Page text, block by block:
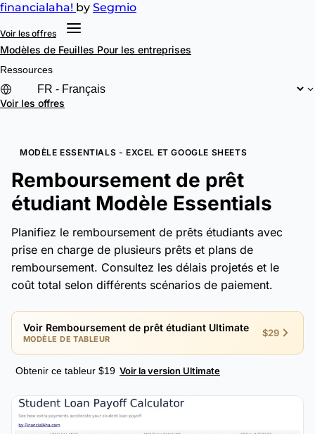
financialaha! by Segmio
Voir les offres
Modèles de Feuilles Pour les entreprises
Ressources
Voir les offres
MODÈLE ESSENTIALS - EXCEL ET GOOGLE SHEETS
Remboursement de prêt
étudiant Modèle Essentials
Planifiez le remboursement de prêts étudiants avec
prise en charge de plusieurs prêts et plans de
remboursement. Consultez les délais projetés et le
coût total selon différents scénarios de paiement.
Voir Remboursement de prêt étudiant Ultimate
MODÈLE DE TABLEUR
$29
Obtenir ce tableur $19 Voir la version Ultimate